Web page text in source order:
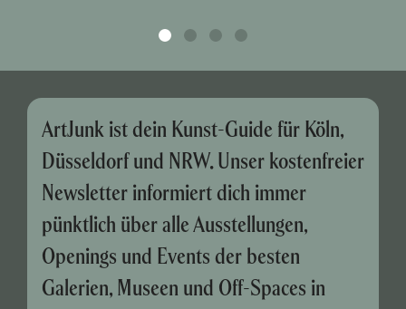
ArtJunk ist dein Kunst-Guide für Köln,
Düsseldorf und NRW. Unser kostenfreier
Newsletter informiert dich immer
pünktlich über alle Ausstellungen,
Openings und Events der besten
Galerien, Museen und Off-Spaces in